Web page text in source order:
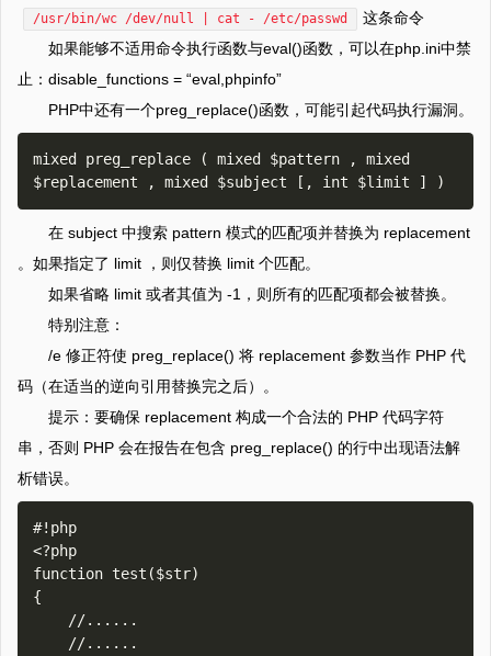
/usr/bin/wc /dev/null | cat - /etc/passwd
这条命令
如果能够不适用命令执行函数与eval()函数，可以在php.ini中禁
止：disable_functions = “eval,phpinfo”
PHP中还有一个preg_replace()函数，可能引起代码执行漏洞。
mixed preg_replace ( mixed $pattern , mixed
在 subject 中搜索 pattern 模式的匹配项并替换为 replacement
。如果指定了 limit ，则仅替换 limit 个匹配。
如果省略 limit 或者其值为 -1，则所有的匹配项都会被替换。
特别注意：
/e 修正符使 preg_replace() 将 replacement 参数当作 PHP 代
码（在适当的逆向引用替换完之后）。
提示：要确保 replacement 构成一个合法的 PHP 代码字符
串，否则 PHP 会在报告在包含 preg_replace() 的行中出现语法解
析错误。
#!php
<?php
function test($str)
{